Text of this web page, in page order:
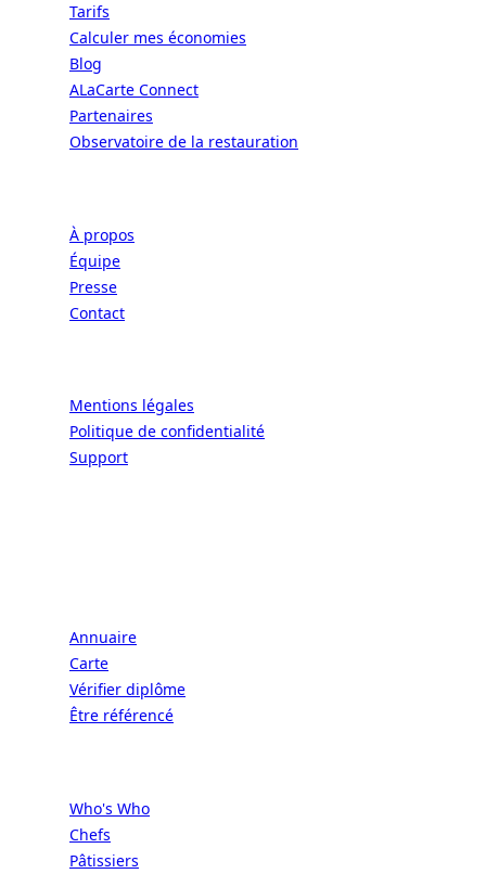
Tarifs
Calculer mes économies
Blog
ALaCarte Connect
Partenaires
Observatoire de la restauration
À propos
Équipe
Presse
Contact
Mentions légales
Politique de confidentialité
Support
Annuaire
Carte
Vérifier diplôme
Être référencé
Who's Who
Chefs
Pâtissiers